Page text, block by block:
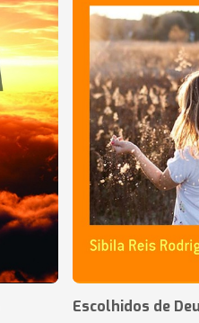
Escolhidos de